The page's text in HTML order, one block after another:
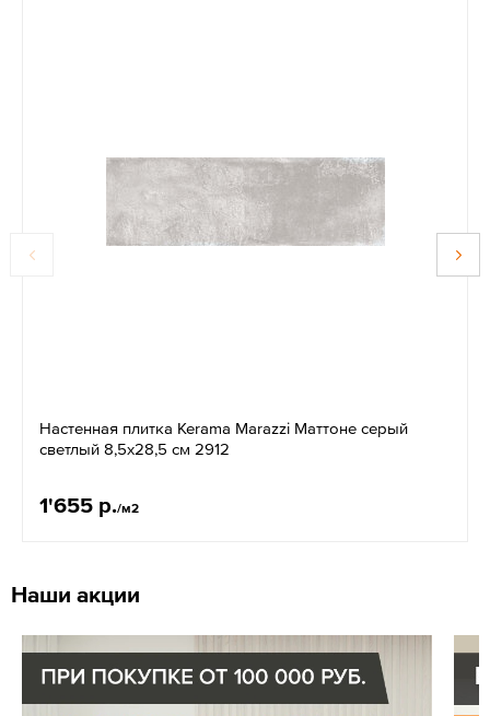
Настенная плитка Kerama Marazzi Маттоне серый
светлый 8,5х28,5 см 2912
1'655 р./м2
Наши акции